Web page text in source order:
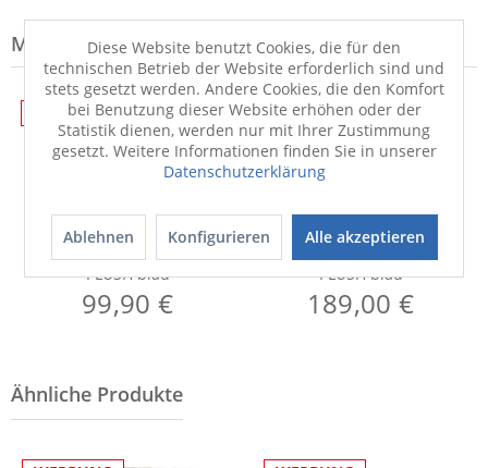
Modell-Familie: PLUSH
WERBUNG
PLUSH blau
99,90 €
WERBUNG
Teppich
PLUSH blau
189,00 €
Diese Website benutzt Cookies, die für den
technischen Betrieb der Website erforderlich sind und
stets gesetzt werden. Andere Cookies, die den Komfort
bei Benutzung dieser Website erhöhen oder der
Statistik dienen, werden nur mit Ihrer Zustimmung
gesetzt. Weitere Informationen finden Sie in unserer
Datenschutzerklärung
Ablehnen Konfigurieren Alle akzeptieren